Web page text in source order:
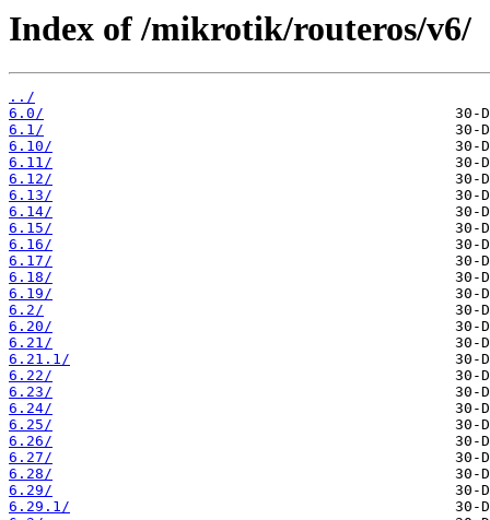
Index of /mikrotik/routeros/v6/
../
6.0/
6.1/
6.10/
6.11/
6.12/
6.13/
6.14/
6.15/
6.16/
6.17/
6.18/
6.19/
6.2/
6.20/
6.21/
6.21.1/
6.22/
6.23/
6.24/
6.25/
6.26/
6.27/
6.28/
6.29/
6.29.1/